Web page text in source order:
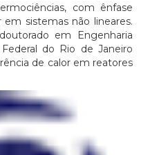
com ênfase
sistemas não lineares.
em Engenharia
do Rio de Janeiro
de calor em reatores